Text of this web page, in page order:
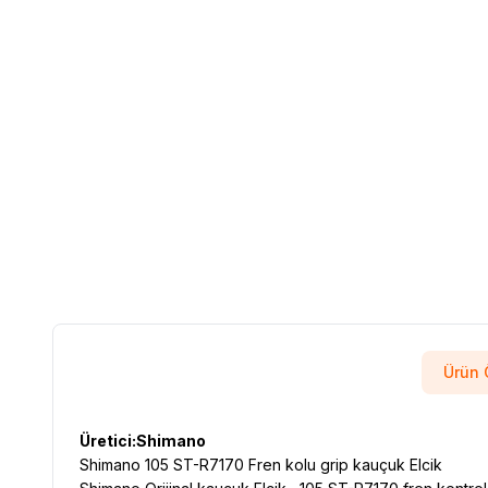
Ürün
Üretici:Shimano
Shimano 105 ST-R7170 Fren kolu grip kauçuk Elcik